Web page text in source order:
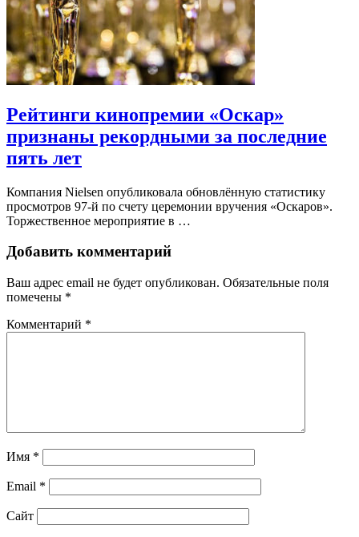
Рейтинги кинопремии «Оскар»
признаны рекордными за последние
пять лет
Компания Nielsen опубликовала обновлённую статистику
просмотров 97-й по счету церемонии вручения «Оскаров».
Торжественное мероприятие в …
Добавить комментарий
Ваш адрес email не будет опубликован. Обязательные поля
помечены *
Комментарий *
Имя *
Email *
Сайт